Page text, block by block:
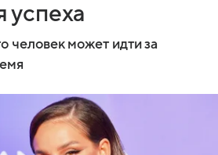
успеха
человек может идти за